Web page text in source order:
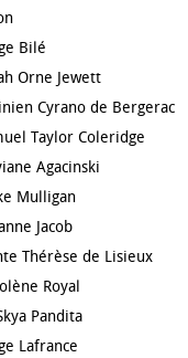
Bilé
Orne Jewett
Cyrano de Bergerac
Taylor Coleridge
Agacinski
Mulligan
Jacob
Thérèse de Lisieux
Royal
Skya Pandita
Lafrance